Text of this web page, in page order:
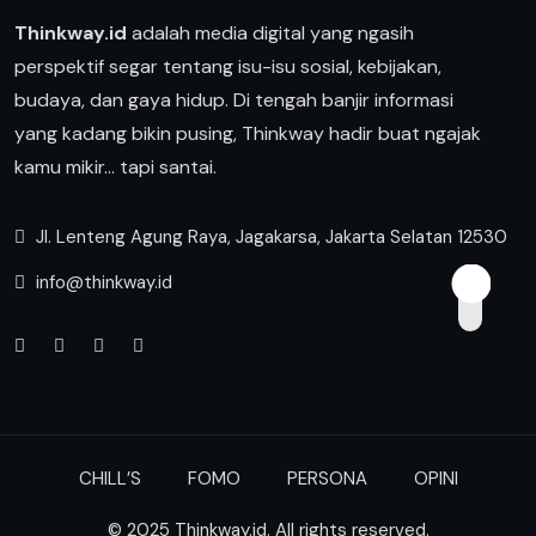
Thinkway.id adalah media digital yang ngasih
perspektif segar tentang isu-isu sosial, kebijakan,
budaya, dan gaya hidup. Di tengah banjir informasi
yang kadang bikin pusing, Thinkway hadir buat ngajak
kamu mikir… tapi santai.
Jl. Lenteng Agung Raya, Jagakarsa, Jakarta Selatan 12530
info@thinkway.id
CHILL’S FOMO PERSONA OPINI
© 2025 Thinkway.id. All rights reserved.